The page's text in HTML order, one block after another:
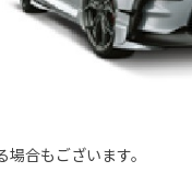
合もございます。